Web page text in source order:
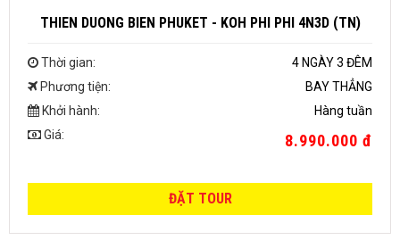
THIEN DUONG BIEN PHUKET - KOH PHI PHI 4N3D (TN)
Thời gian:
4 NGÀY 3 ĐÊM
Phương tiện:
BAY THẲNG
Khởi hành:
Hàng tuần
Giá:
8.990.000 đ
ĐẶT TOUR